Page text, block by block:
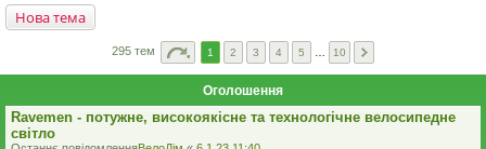
Нова тема
295 тем 1 2 3 4 5 10
Оголошення
Ravemen - потужне, високоякісне та технологічне велосипедне
світло